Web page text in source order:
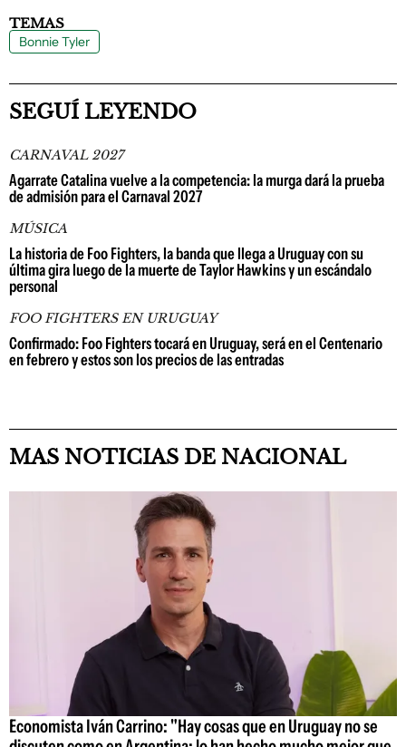
TEMAS
Bonnie Tyler
SEGUÍ LEYENDO
CARNAVAL 2027
Agarrate Catalina vuelve a la competencia: la murga dará la prueba
de admisión para el Carnaval 2027
MÚSICA
La historia de Foo Fighters, la banda que llega a Uruguay con su
última gira luego de la muerte de Taylor Hawkins y un escándalo
personal
FOO FIGHTERS EN URUGUAY
Confirmado: Foo Fighters tocará en Uruguay, será en el Centenario
en febrero y estos son los precios de las entradas
MAS NOTICIAS DE NACIONAL
Economista Iván Carrino: "Hay cosas que en Uruguay no se